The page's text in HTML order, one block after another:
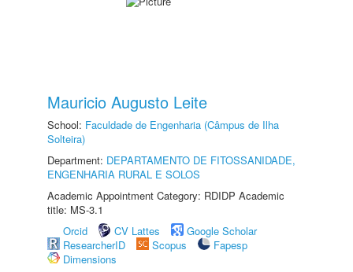
Mauricio Augusto Leite
School: Faculdade de Engenharia (Câmpus de Ilha
Solteira)
Department: DEPARTAMENTO DE FITOSSANIDADE,
ENGENHARIA RURAL E SOLOS
Academic Appointment Category: RDIDP Academic
title: MS-3.1
Orcid
CV Lattes
Google Scholar
ResearcherID
Scopus
Fapesp
Dimensions